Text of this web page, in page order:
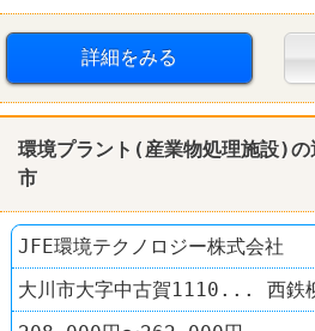
詳細をみる
環境プラント(産業物処理施設)の
市
JFE環境テクノロジー株式会社
大川市大字中古賀1110... 西鉄